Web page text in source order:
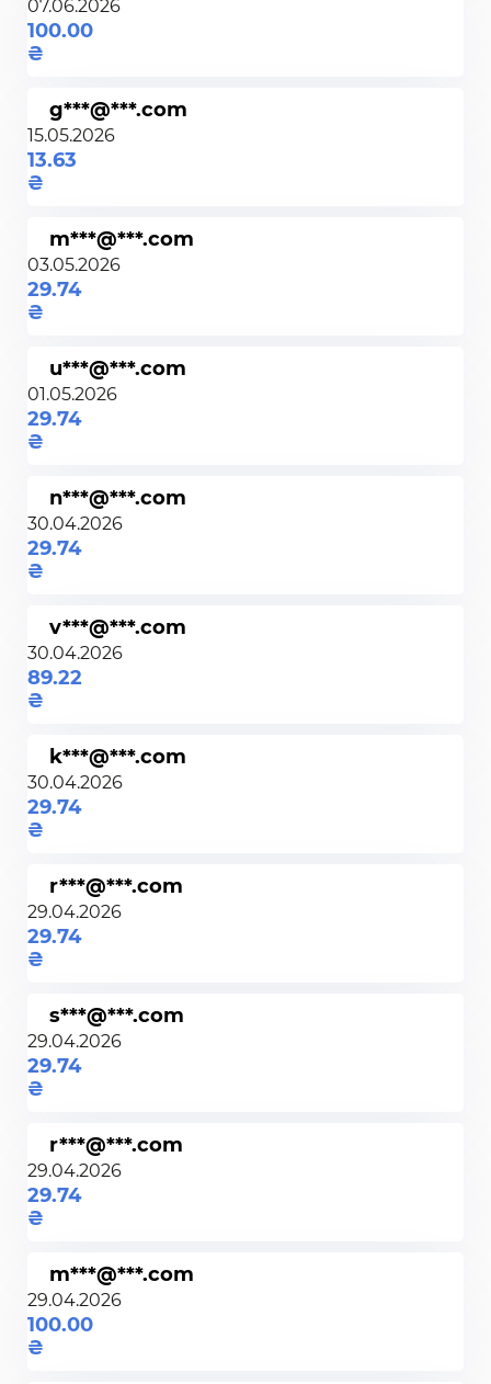
07.06.2026
100.00
g***@***.com
15.05.2026
13.63
m***@***.com
03.05.2026
29.74
u***@***.com
01.05.2026
29.74
n***@***.com
30.04.2026
29.74
v***@***.com
30.04.2026
89.22
k***@***.com
30.04.2026
29.74
r***@***.com
29.04.2026
29.74
s***@***.com
29.04.2026
29.74
r***@***.com
29.04.2026
29.74
m***@***.com
29.04.2026
100.00